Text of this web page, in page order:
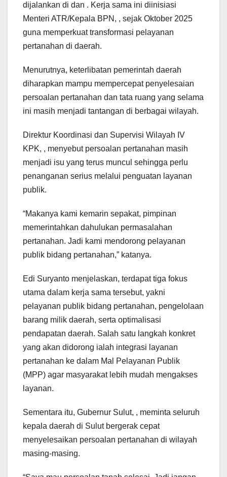
dijalankan di dan . Kerja sama ini diinisiasi
Menteri ATR/Kepala BPN, , sejak Oktober 2025
guna memperkuat transformasi pelayanan
pertanahan di daerah.
Menurutnya, keterlibatan pemerintah daerah
diharapkan mampu mempercepat penyelesaian
persoalan pertanahan dan tata ruang yang selama
ini masih menjadi tantangan di berbagai wilayah.
Direktur Koordinasi dan Supervisi Wilayah IV
KPK, , menyebut persoalan pertanahan masih
menjadi isu yang terus muncul sehingga perlu
penanganan serius melalui penguatan layanan
publik.
“Makanya kami kemarin sepakat, pimpinan
memerintahkan dahulukan permasalahan
pertanahan. Jadi kami mendorong pelayanan
publik bidang pertanahan,” katanya.
Edi Suryanto menjelaskan, terdapat tiga fokus
utama dalam kerja sama tersebut, yakni
pelayanan publik bidang pertanahan, pengelolaan
barang milik daerah, serta optimalisasi
pendapatan daerah. Salah satu langkah konkret
yang akan didorong ialah integrasi layanan
pertanahan ke dalam Mal Pelayanan Publik
(MPP) agar masyarakat lebih mudah mengakses
layanan.
Sementara itu, Gubernur Sulut, , meminta seluruh
kepala daerah di Sulut bergerak cepat
menyelesaikan persoalan pertanahan di wilayah
masing-masing.